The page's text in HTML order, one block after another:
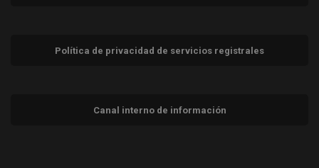
Política de privacidad de servicios registrales
Canal interno de información